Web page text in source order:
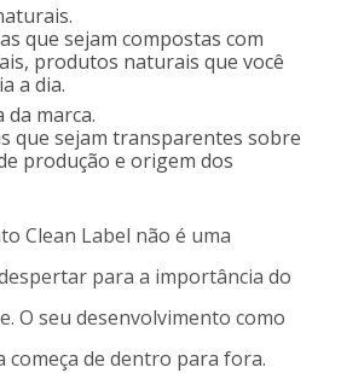
que sejam compostas com
produtos naturais que você
a dia.
marca.
que sejam transparentes sobre
produção e origem dos
Clean Label não é uma
para a importância do
O seu desenvolvimento como
começa de dentro para fora.